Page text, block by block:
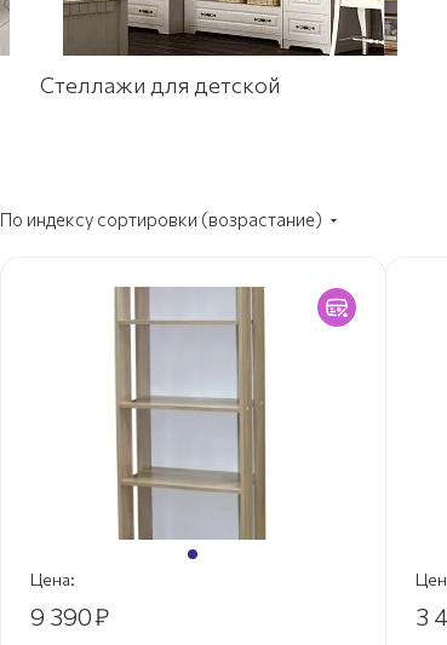
Стеллажи для детской
По индексу сортировки (возрастание)
Цена:
9 390₽ 3